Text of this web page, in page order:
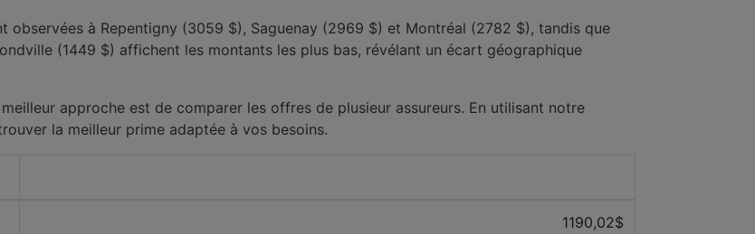
observées à Repentigny (3059 $), Saguenay (2969 $) et Montréal (2782 $), tandis que
(1449 $) affichent les montants les plus bas, révélant un écart géographique
approche est de comparer les offres de plusieur assureurs. En utilisant notre
la meilleur prime adaptée à vos besoins.
1190,02$